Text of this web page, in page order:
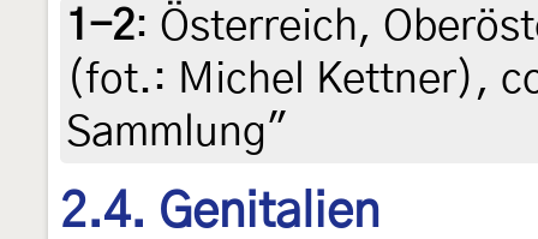
1-2: Österreich,
(fot.: Michel Kettner),
Sammlung"
2.4. Genitalien